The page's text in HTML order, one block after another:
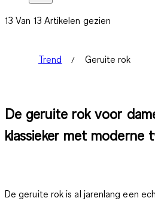
13 Van 13 Artikelen gezien
Trend Geruite rok
De geruite rok voor
klassieker met moderne
De geruite rok is al jarenlang een